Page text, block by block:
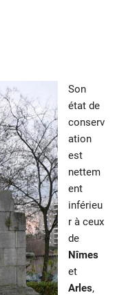
Son
état de
conserv
ation
est
nettem
ent
inférieu
r à ceux
de
Nîmes
et
Arles,